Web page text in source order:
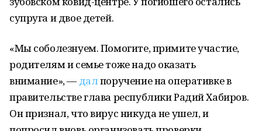
супруга и двое детей.
«Мы соболезнуем. Помогите, примите участие,
родителям и семье тоже надо оказать
внимание», — далпоручение на оперативке в
правительстве глава республики Радий Хабиров.
Он признал, что вирус никуда не ушел, и